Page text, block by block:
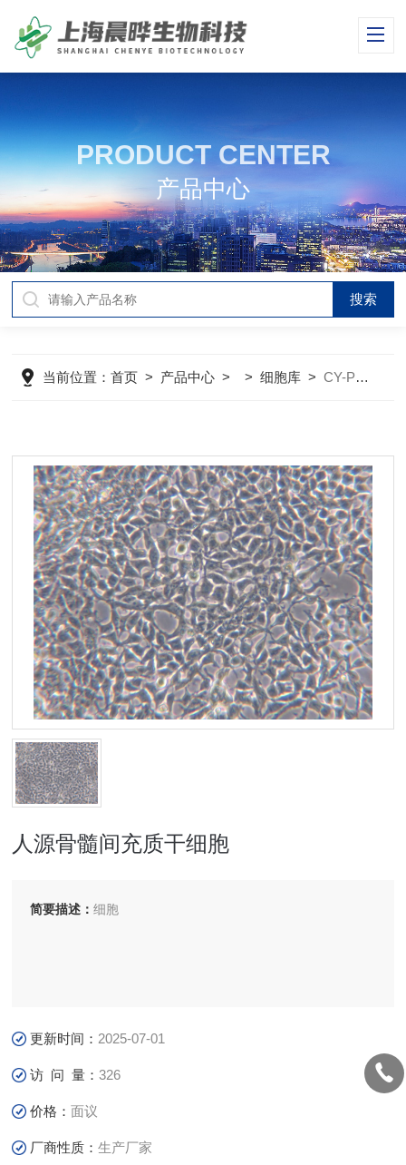
PRODUCT CENTER
产品中心
当前位置：首页 > 产品中心 > >细胞库 >CY-PC-H0113人源骨髓间充质干细胞
人源骨髓间充质干细胞
简要描述：细胞
更新时间： 2025-07-01
访 问 量：326
价格：面议
厂商性质：生产厂家